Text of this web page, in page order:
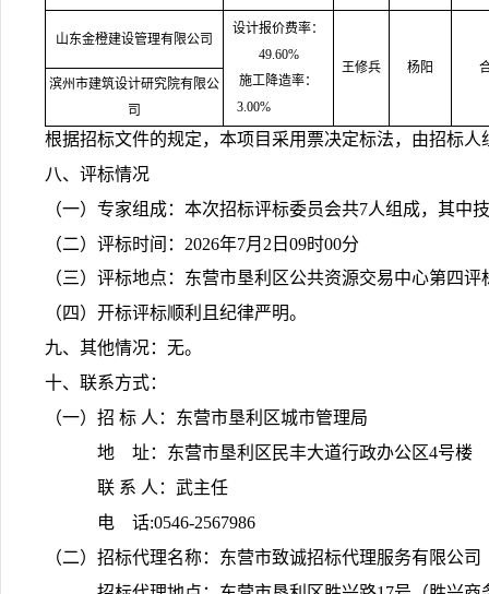
山东金橙建设管理有限公司
设计报价费率：
49.60%
施工降造率：
3.00%
王修兵 杨阳
滨州市建筑设计研究院有限公
司
根据招标文件的规定，本项目采用票决定标法，由招标
八、评标情况
（一）专家组成：本次招标评标委员会共7人组成，其中
（二）评标时间：2026年7月2日09时00分
（三）评标地点：东营市垦利区公共资源交易中心第四
（四）开标评标顺利且纪律严明。
九、其他情况：无。
十、联系方式：
（一）招 标 人：东营市垦利区城市管理局
地 址：东营市垦利区民丰大道行政办公区4号楼
联 系 人：武主任
电 话:0546-2567986
（二）招标代理名称：东营市致诚招标代理服务有限公司